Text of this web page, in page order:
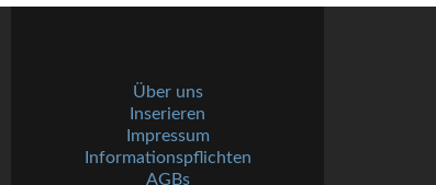
Über uns
Inserieren
Impressum
Informationspflichten
AGBs